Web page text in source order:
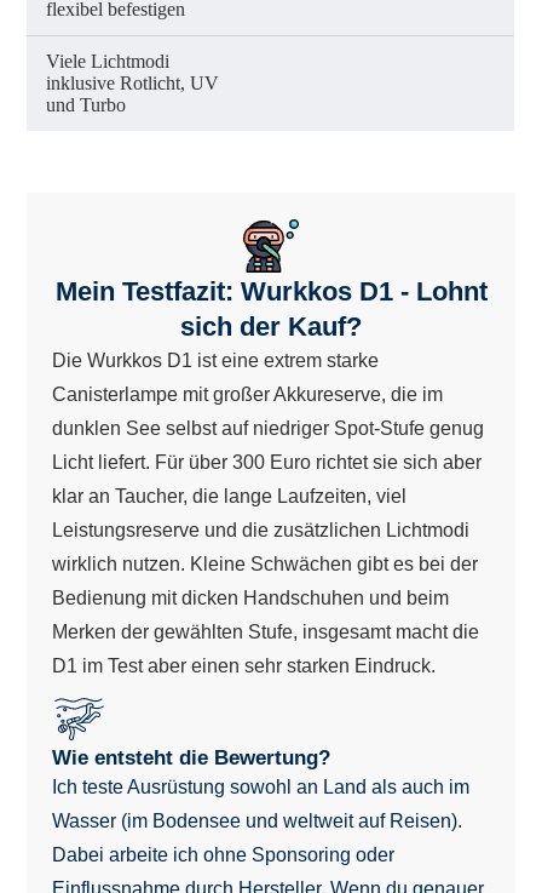
flexibel befestigen
Viele Lichtmodi
inklusive Rotlicht, UV
und Turbo
Mein Testfazit: Wurkkos D1 - Lohnt
sich der Kauf?
Die Wurkkos D1 ist eine extrem starke
Canisterlampe mit großer Akkureserve, die im
dunklen See selbst auf niedriger Spot-Stufe genug
Licht liefert. Für über 300 Euro richtet sie sich aber
klar an Taucher, die lange Laufzeiten, viel
Leistungsreserve und die zusätzlichen Lichtmodi
wirklich nutzen. Kleine Schwächen gibt es bei der
Bedienung mit dicken Handschuhen und beim
Merken der gewählten Stufe, insgesamt macht die
D1 im Test aber einen sehr starken Eindruck.
Wie entsteht die Bewertung?
Ich teste Ausrüstung sowohl an Land als auch im
Wasser (im Bodensee und weltweit auf Reisen).
Dabei arbeite ich ohne Sponsoring oder
Einflussnahme durch Hersteller. Wenn du genauer